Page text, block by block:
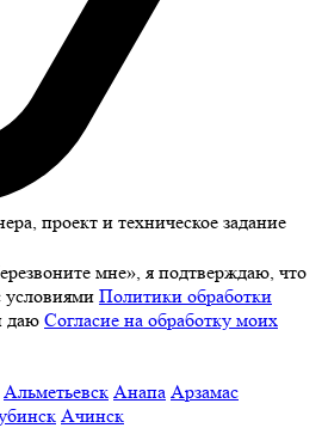
проект и техническое задание
мне», я подтверждаю, что
условиями Политики обработки
даю Согласие на обработку моих
Альметьевск Анапа Арзамас
Ачинск